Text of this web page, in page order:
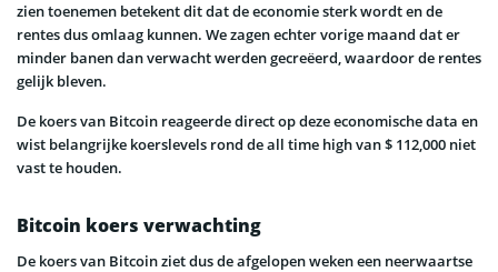
zien toenemen betekent dit dat de economie sterk wordt en de
rentes dus omlaag kunnen. We zagen echter vorige maand dat er
minder banen dan verwacht werden gecreëerd, waardoor de rentes
gelijk bleven.
De koers van Bitcoin reageerde direct op deze economische data en
wist belangrijke koerslevels rond de all time high van $ 112,000 niet
vast te houden.
Bitcoin koers verwachting
De koers van Bitcoin ziet dus de afgelopen weken een neerwaartse